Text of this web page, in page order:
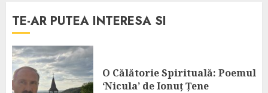
TE-AR PUTEA INTERESA SI
O Călătorie Spirituală: Poemul
‘Nicula’ de Ionuț Țene